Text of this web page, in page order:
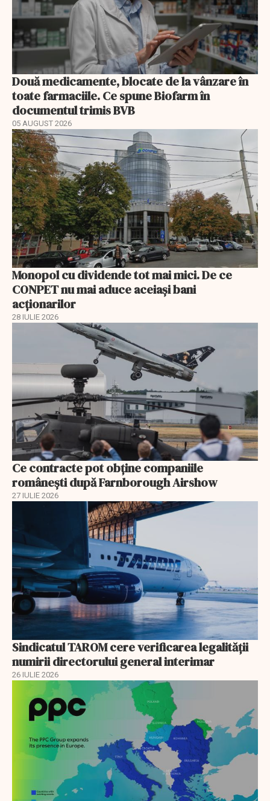
Două medicamente, blocate de la vânzare în
toate farmaciile. Ce spune Biofarm în
documentul trimis BVB
05 AUGUST 2026
Monopol cu dividende tot mai mici. De ce
CONPET nu mai aduce aceiași bani
acționarilor
28 IULIE 2026
Ce contracte pot obține companiile
românești după Farnborough Airshow
27 IULIE 2026
Sindicatul TAROM cere verificarea legalității
numirii directorului general interimar
26 IULIE 2026